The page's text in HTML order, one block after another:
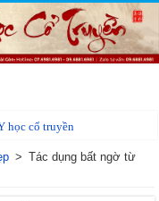
học cổ truyền
> Tác dụng bất ngờ từ